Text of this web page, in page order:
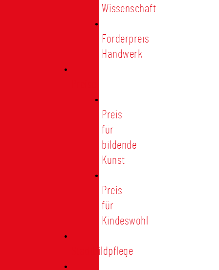
Wissenschaft
Förderpreis
Handwerk
Preis
für
bildende
Kunst
Preis
für
Kindeswohl
Stadtbildpflege